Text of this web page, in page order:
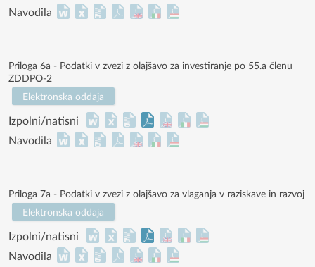
Navodila
Priloga 6a - Podatki v zvezi z olajšavo za investiranje po 55.a členu
ZDDPO-2
Elektronska oddaja
Izpolni/natisni
Navodila
Priloga 7a - Podatki v zvezi z olajšavo za vlaganja v raziskave in razvoj
Elektronska oddaja
Izpolni/natisni
Navodila